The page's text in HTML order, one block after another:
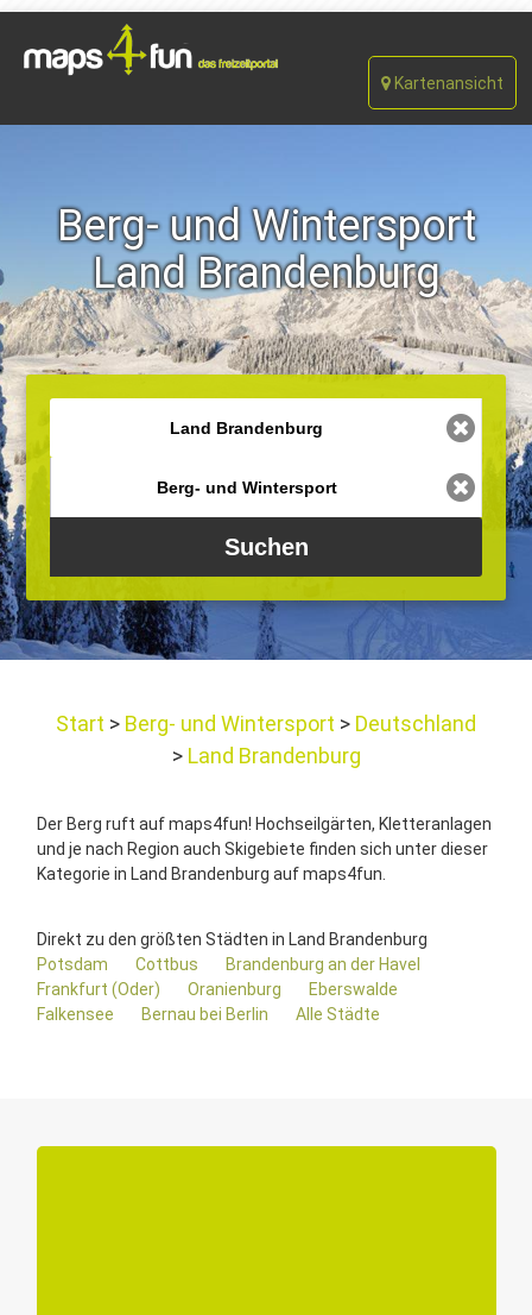
Kartenansicht
Berg- und Wintersport
Land Brandenburg
Start Berg- und Wintersport
Deutschland
Land Brandenburg
Der Berg ruft auf maps4fun! Hochseilgärten, Kletteranlagen
und je nach Region auch Skigebiete finden sich unter dieser
Kategorie in Land Brandenburg auf maps4fun.
Direkt zu den größten Städten in Land Brandenburg
Potsdam
Cottbus
Brandenburg an der Havel
Frankfurt (Oder)
Oranienburg
Eberswalde
Falkensee
Bernau bei Berlin Alle Städte